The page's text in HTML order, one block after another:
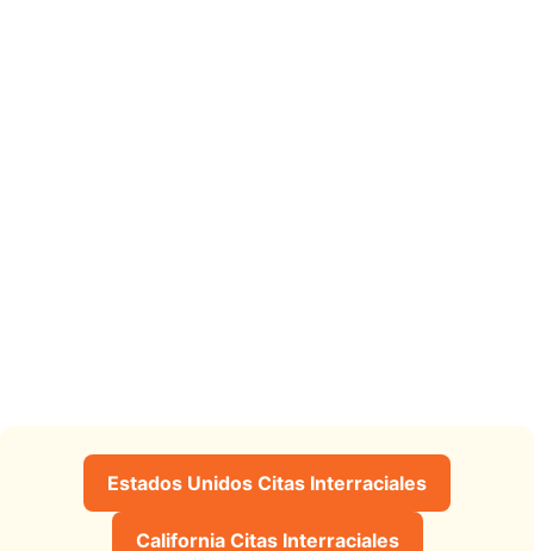
Estados Unidos Citas Interraciales
California Citas Interraciales